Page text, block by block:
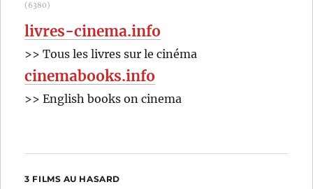
(6380)
livres-cinema.info
>> Tous les livres sur le cinéma
cinemabooks.info
>> English books on cinema
3 FILMS AU HASARD